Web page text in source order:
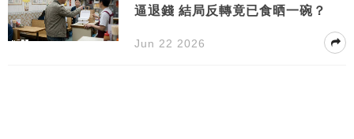
逼退錢 結局反轉竟已食晒一碗？
Jun 22 2026